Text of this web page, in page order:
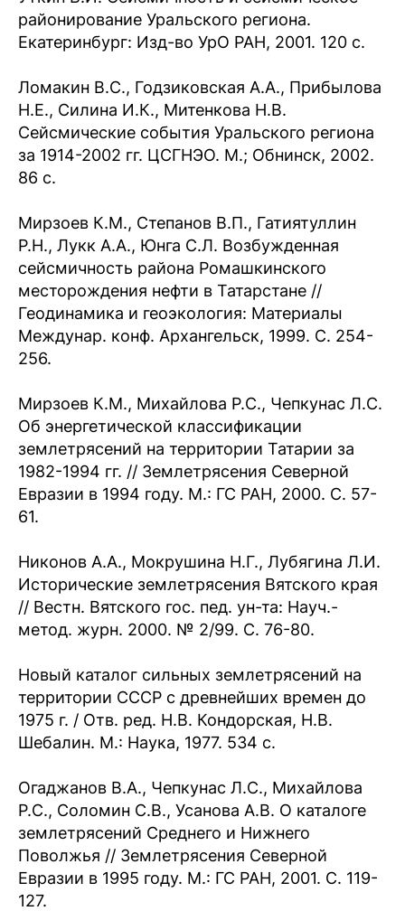
районирование Уральского региона.
Екатеринбург: Изд-во УрО РАН, 2001. 120 с.
Ломакин В.С., Годзиковская А.А., Прибылова
Н.Е., Силина И.К., Митенкова Н.В.
Сейсмические события Уральского региона
за 1914-2002 гг. ЦСГНЭО. М.; Обнинск, 2002.
86 с.
Мирзоев К.М., Степанов В.П., Гатиятуллин
Р.Н., Лукк А.А., Юнга С.Л. Возбужденная
сейсмичность района Ромашкинского
месторождения нефти в Татарстане //
Геодинамика и геоэкология: Материалы
Междунар. конф. Архангельск, 1999. С. 254-
256.
Мирзоев К.М., Михайлова Р.С., Чепкунас Л.С.
Об энергетической классификации
землетрясений на территории Татарии за
1982-1994 гг. // Землетрясения Северной
Евразии в 1994 году. М.: ГС РАН, 2000. С. 57-
61.
Никонов А.А., Мокрушина Н.Г., Лубягина Л.И.
Исторические землетрясения Вятского края
// Вестн. Вятского гос. пед. ун-та: Науч.-
метод. журн. 2000. № 2/99. С. 76-80.
Новый каталог сильных землетрясений на
территории СССР с древнейших времен до
1975 г. / Отв. ред. Н.В. Кондорская, Н.В.
Шебалин. М.: Наука, 1977. 534 с.
Огаджанов В.А., Чепкунас Л.С., Михайлова
Р.С., Соломин С.В., Усанова А.В. О каталоге
землетрясений Среднего и Нижнего
Поволжья // Землетрясения Северной
Евразии в 1995 году. М.: ГС РАН, 2001. С. 119-
127.